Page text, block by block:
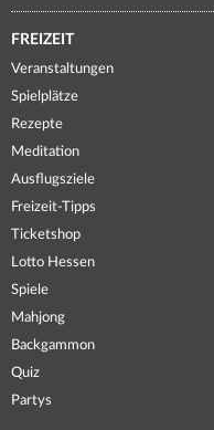
FREIZEIT
Veranstaltungen
Spielplätze
Rezepte
Meditation
Ausflugsziele
Freizeit-Tipps
Ticketshop
Lotto Hessen
Spiele
Mahjong
Backgammon
Quiz
Partys